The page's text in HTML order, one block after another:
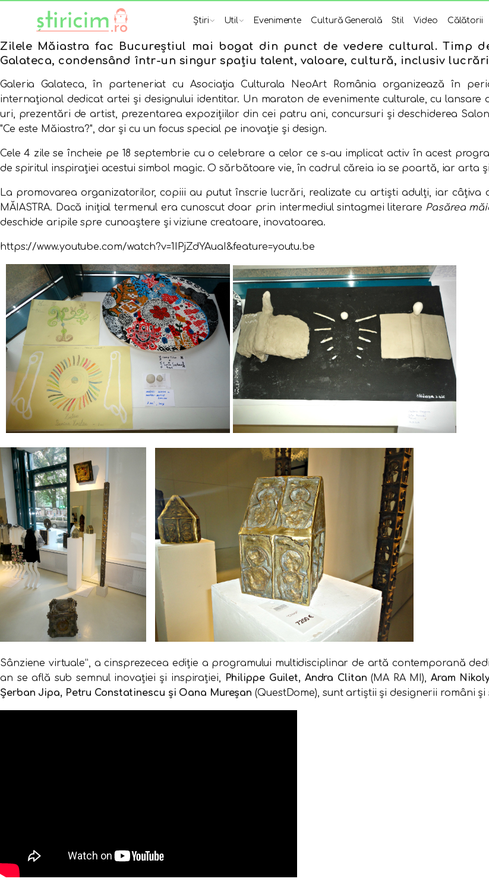
Știri Util Evenimente Cultură Generală Stil Video Călătorii
Zilele Măiastra fac Bucureștiul mai bogat din punct de vedere cultural. Timp
Galateca, condensând într-un singur spațiu talent, valoare, cultură, inclusiv
Galeria Galateca, în parteneriat cu Asociaţia Culturala NeoArt România organizează în
internaţional dedicat artei şi designului identitar. Un maraton de evenimente culturale, cu
uri, prezentări de artist, prezentarea expoziţiilor din cei patru ani, concursuri şi deschiderea
"Ce este Măiastra?", dar şi cu un focus special pe inovaţie şi design.
Cele 4 zile se încheie pe 18 septembrie cu o celebrare a celor ce s-au implicat activ în acest
de spiritul inspiraţiei acestui simbol magic. O sărbătoare vie, în cadrul căreia ia se poartă, iar arta
La promovarea organizatorilor, copiii au putut înscrie lucrări, realizate cu artiști adulți, iar
MĂIASTRA. Dacă inițial termenul era cunoscut doar prin intermediul sintagmei literare Pasărea
deschide aripile spre cunoaștere și viziune creatoare, inovatoarea.
https://www.youtube.com/watch?v=1IPjZdYAuaI&feature=youtu.be
Sânziene virtuale”, a cinsprezecea ediţie a programului multidisciplinar de artă contemporană
an se află sub semnul inovaţiei şi inspiraţiei, Philippe Guilet, Andra Clitan (MA RA MI), Aram
Şerban Jipa, Petru Constatinescu şi Oana Mureşan(QuestDome), sunt artiştii şi designerii români